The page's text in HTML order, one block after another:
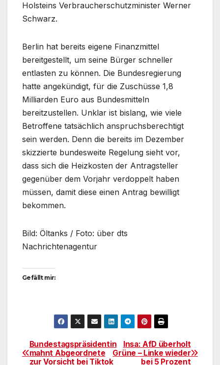
Holsteins Verbraucherschutzminister Werner
Schwarz.
Berlin hat bereits eigene Finanzmittel
bereitgestellt, um seine Bürger schneller
entlasten zu können. Die Bundesregierung
hatte angekündigt, für die Zuschüsse 1,8
Milliarden Euro aus Bundesmitteln
bereitzustellen. Unklar ist bislang, wie viele
Betroffene tatsächlich anspruchsberechtigt
sein werden. Denn die bereits im Dezember
skizzierte bundesweite Regelung sieht vor,
dass sich die Heizkosten der Antragsteller
gegenüber dem Vorjahr verdoppelt haben
müssen, damit diese einen Antrag bewilligt
bekommen.
Bild: Öltanks / Foto: über dts
Nachrichtenagentur
Gefällt mir:
Beitragsnavigation
Insa: AfD überholt
Grüne – Linke wieder
bei 5 Prozent
Bundestagspräsidentin
mahnt Abgeordnete
zur Vorsicht bei Tiktok